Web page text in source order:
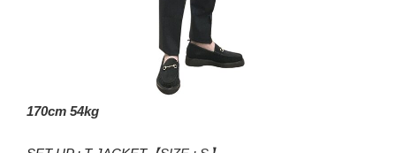
170cm 54kg